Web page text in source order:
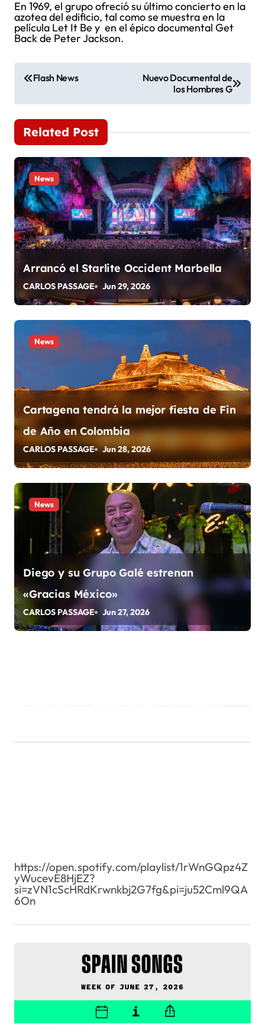
En 1969, el grupo ofreció su último concierto en la
azotea del edificio, tal como se muestra en la
película Let It Be y en el épico documental Get
Back de Peter Jackson.
N
a
v
e
g
a
c
i
ó
n
d
e
e
n
t
r
a
d
a
Flash News
Nuevo Documental de
los Hombres G
Related Post
News
Arrancó el Starlite Occident Marbella
CARLOS PASSAGE Jun 29, 2026
News
Cartagena tendrá la mejor fiesta de Fin
de Año en Colombia
CARLOS PASSAGE Jun 28, 2026
News
Diego y su Grupo Galé estrenan
«Gracias México»
CARLOS PASSAGE Jun 27, 2026
https://open.spotify.com/playlist/1rWnGQpz4Z
yWucevE8HjEZ?
si=zVN1cScHRdKrwnkbj2G7fg&pi=ju52Cml9QA
6On